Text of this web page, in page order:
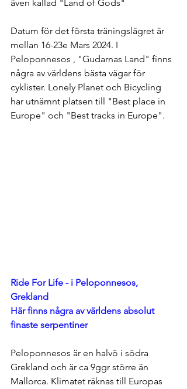
även kallad "Land of Gods"
Datum för det första träningslägret är
mellan 16-23e Mars 2024. I
Peloponnesos , "Gudarnas Land" finns
några av världens bästa vägar för
cyklister. Lonely Planet och Bicycling
har utnämnt platsen till "Best place in
Europe" och "Best tracks in Europe".
Ride For Life - i Peloponnesos,
Grekland
Här finns några av världens absolut
finaste serpentiner
Peloponnesos är en halvö i södra
Grekland och är ca 9ggr större än
Mallorca. Klimatet räknas till Europas